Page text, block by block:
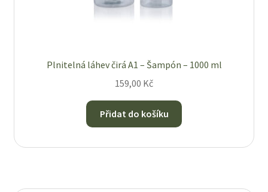
Plnitelná láhev čirá A1 – Šampón – 1000 ml
159,00 Kč
Přidat do košíku